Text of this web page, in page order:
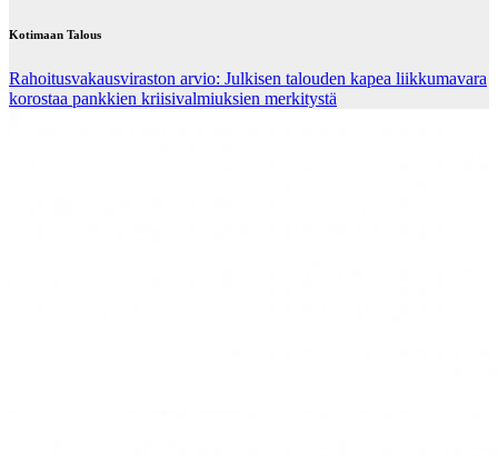
Kotimaan Talous
Rahoitusvakausviraston arvio: Julkisen talouden kapea liikkumavara
korostaa pankkien kriisivalmiuksien merkitystä